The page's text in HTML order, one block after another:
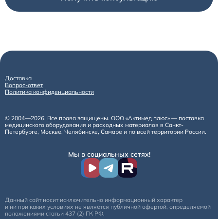
Доставка
Вопрос-ответ
Политика конфиденциальности
© 2004—2026. Все права защищены. ООО «Актимед плюс» — поставка
медицинского оборудования и расходных материалов в Санкт-
Петербурге, Москве, Челябинске, Самаре и по всей территории России.
Мы в социальных сетях!
Данный сайт носит исключительно информационный характер
и ни при каких условиях не является публичной офертой, определяемой
положениями статьи 437 (2) ГК РФ.